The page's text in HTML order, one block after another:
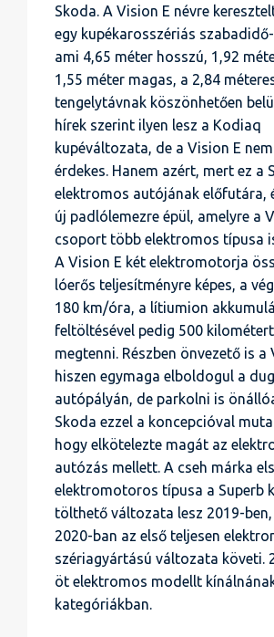
Skoda. A Vision E névre
egy kupékarosszériás
ami 4,65 méter hosszú, 1,92
1,55 méter magas, a 2,84
tengelytávnak köszönhetően
hírek szerint ilyen lesz a Kodiaq
kupéváltozata, de a Vision E
érdekes. Hanem azért, mert ez a
elektromos autójának előfutára,
új padlólemezre épül, amelyre a
csoport több elektromos típusa
A Vision E két elektromotorja
lóerős teljesítményre képes, a
180 km/óra, a lítiumion
feltöltésével pedig 500
megtenni. Részben önvezető is a
hiszen egymaga elboldogul a
autópályán, de parkolni is
Skoda ezzel a koncepcióval
hogy elkötelezte magát az
autózás mellett. A cseh márka
elektromotoros típusa a Superb
tölthető változata lesz 2019-
2020-ban az első teljesen
szériagyártású változata követi.
öt elektromos modellt
kategóriákban.